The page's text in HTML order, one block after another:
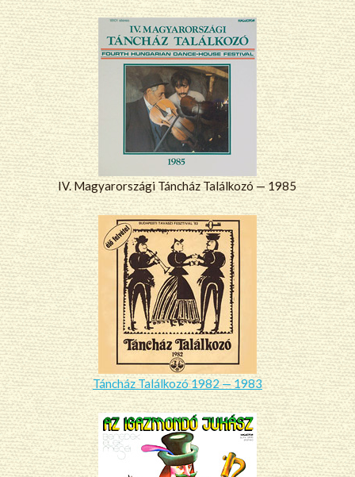
IV. Magyarországi Táncház Találkozó — 1985
Táncház Találkozó 1982 — 1983